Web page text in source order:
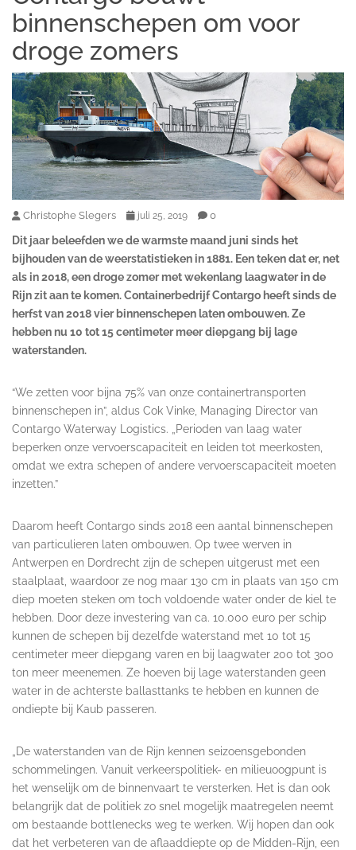
binnenschepen om voor
droge zomers
Christophe Slegers juli 25, 2019 0
Dit jaar beleefden we de warmste maand juni sinds het
bijhouden van de weerstatistieken in 1881. Een teken dat er, net
als in 2018, een droge zomer met wekenlang laagwater in de
Rijn zit aan te komen. Containerbedrijf Contargo heeft sinds de
herfst van 2018 vier binnenschepen laten ombouwen. Ze
hebben nu 10 tot 15 centimeter meer diepgang bij lage
waterstanden.
“We zetten voor bijna 75% van onze containertransporten
binnenschepen in”, aldus Cok Vinke, Managing Director van
Contargo Waterway Logistics. „Perioden van laag water
beperken onze vervoerscapaciteit en leiden tot meerkosten,
omdat we extra schepen of andere vervoerscapaciteit moeten
inzetten.”
Daarom heeft Contargo sinds 2018 een aantal binnenschepen
van particulieren laten ombouwen. Op twee werven in
Antwerpen en Dordrecht zijn de schepen uitgerust met een
staalplaat, waardoor ze nog maar 130 cm in plaats van 150 cm
diep moeten steken om toch voldoende water onder de kiel te
hebben. Door deze investering van ca. 10.000 euro per schip
kunnen de schepen bij dezelfde waterstand met 10 tot 15
centimeter meer diepgang varen en bij laagwater 200 tot 300
ton meer meenemen. Ze hoeven bij lage waterstanden geen
water in de achterste ballasttanks te hebben en kunnen de
ondiepte bij Kaub passeren.
„De waterstanden van de Rijn kennen seizoensgebonden
schommelingen. Vanuit verkeerspolitiek- en milieuoogpunt is
het wenselijk om de binnenvaart te versterken. Het is dan ook
belangrijk dat de politiek zo snel mogelijk maatregelen neemt
om bestaande bottlenecks weg te werken. Wij hopen dan ook
dat het verbeteren van de aflaaddiepte op de Midden-Rijn, een